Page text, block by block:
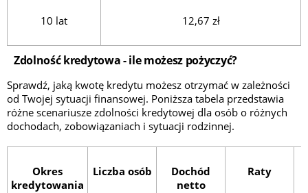
10 lat 12,67 zł
Zdolność kredytowa - ile możesz pożyczyć?
Sprawdź, jaką kwotę kredytu możesz otrzymać w zależności
od Twojej sytuacji finansowej. Poniższa tabela przedstawia
różne scenariusze zdolności kredytowej dla osób o różnych
dochodach, zobowiązaniach i sytuacji rodzinnej.
Okres
kredytowania
Liczba osób
Dochód
netto
Raty